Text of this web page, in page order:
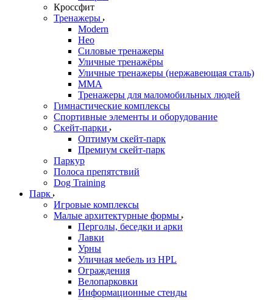
Кроссфит
Тренажеры
Modern
Нео
Силовые тренажеры
Уличные тренажёры
Уличные тренажеры (нержавеющая сталь)
ММА
Тренажеры для маломобильных людей
Гимнастические комплексы
Спортивные элементы и оборудование
Скейт-парки
Оптимум скейт-парк
Премиум скейт-парк
Паркур
Полоса препятствий
Dog Training
Парк
Игровые комплексы
Малые архитектурные формы
Перголы, беседки и арки
Лавки
Урны
Уличная мебель из HPL
Ограждения
Велопарковки
Информационные стенды